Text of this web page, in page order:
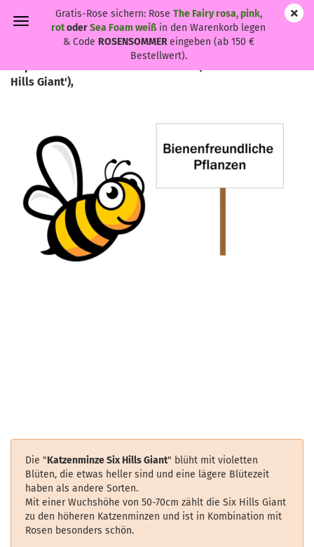
Gratis-Rose sichern: Rose The Fairy rosa, pink,
rotoderSea Foam weißin den Warenkorb legen
& Code ROSENSOMMEReingeben (ab 150 €
Bestellwert).
Hills Giant'),
Die "Katzenminze Six Hills Giant" blüht mit violetten
Blüten, die etwas heller sind und eine lägere Blütezeit
haben als andere Sorten.
Mit einer Wuchshöhe von 50-70cm zählt die Six Hills Giant
zu den höheren Katzenminzen und ist in Kombination mit
Rosen besonders schön.